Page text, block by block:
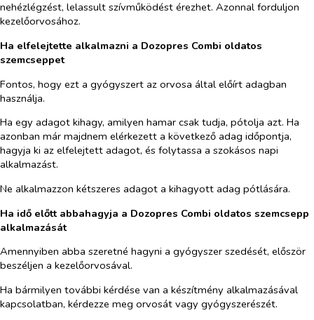
nehézlégzést, lelassult szívműködést érezhet. Azonnal forduljon
kezelőorvosához.
Ha elfelejtette alkalmazni a Dozopres Combi oldatos
szemcseppet
Fontos, hogy ezt a gyógyszert az orvosa által előírt adagban
használja.
Ha egy adagot kihagy, amilyen hamar csak tudja, pótolja azt. Ha
azonban már majdnem elérkezett a következő adag időpontja,
hagyja ki az elfelejtett adagot, és folytassa a szokásos napi
alkalmazást.
Ne alkalmazzon kétszeres adagot a kihagyott adag pótlására.
Ha idő előtt abbahagyja a Dozopres Combi oldatos szemcsepp
alkalmazását
Amennyiben abba szeretné hagyni a gyógyszer szedését, először
beszéljen a kezelőorvosával.
Ha bármilyen további kérdése van a készítmény alkalmazásával
kapcsolatban, kérdezze meg orvosát vagy gyógyszerészét.